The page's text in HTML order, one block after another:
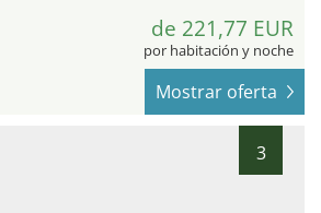
de 221,77 EUR
por habitación y noche
Mostrar oferta
3